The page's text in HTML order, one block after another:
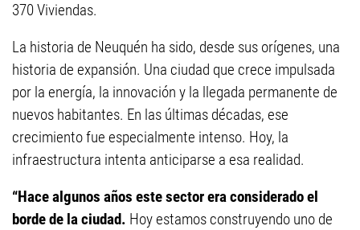
370 Viviendas.
La historia de Neuquén ha sido, desde sus orígenes, una
historia de expansión. Una ciudad que crece impulsada
por la energía, la innovación y la llegada permanente de
nuevos habitantes. En las últimas décadas, ese
crecimiento fue especialmente intenso. Hoy, la
infraestructura intenta anticiparse a esa realidad.
“Hace algunos años este sector era considerado el
borde de la ciudad. Hoy estamos construyendo uno de